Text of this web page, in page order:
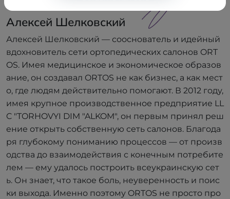
Алексей Шелковский
Алексей Шелковский — сооснователь и идейный
вдохновитель сети ортопедических салонов ORT
OS. Имея медицинское и экономическое образов
ание, он создавал ORTOS не как бизнес, а как мест
о, где людям действительно помогают. В 2012 году,
имея крупное производственное предприятие LL
C "TORHOVYI DIM "ALKOM", он первым принял реш
ение открыть собственную сеть салонов. Благода
ря глубокому пониманию процессов — от произв
одства до взаимодействия с конечным потребите
лем — ему удалось построить всеукраинскую сет
ь. Он знает, что такое боль, неуверенность и поис
ки выхода. Именно поэтому ORTOS не просто про